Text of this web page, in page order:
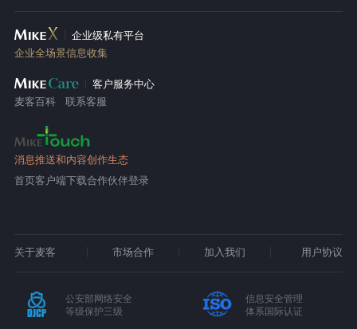
企业级私有平台
企业全场景信息收集
客户服务中心
麦客百科
联系客服
消息推送和内容创作生态
首页客户端下载合作伙伴登录
关于麦客 市场合作 加入我们 用户协议
公安部网络安全
等级保护三级
信息安全管理
体系国际认证